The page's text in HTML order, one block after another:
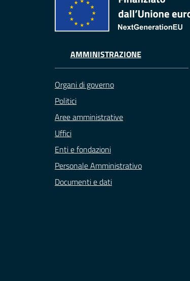
AMMINISTRAZIONE
Organi di governo
Politici
Aree amministrative
Uffici
Enti e fondazioni
Personale Amministrativo
Documenti e dati